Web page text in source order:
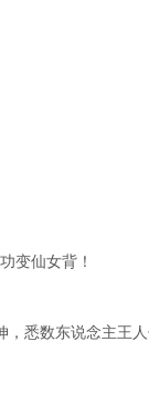
变仙女背！
悉数东说念主王人